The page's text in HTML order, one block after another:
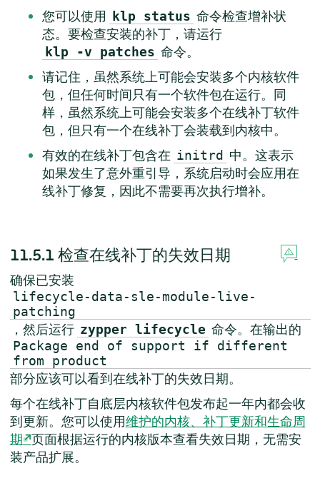
您可以使用 klp status 命令检查增补状
态。要检查安装的补丁，请运行
klp -v patches 命令。
请记住，虽然系统上可能会安装多个内核软件
包，但任何时间只有一个软件包在运行。同
样，虽然系统上可能会安装多个在线补丁软件
包，但只有一个在线补丁会装载到内核中。
有效的在线补丁包含在 initrd 中。这表示
如果发生了意外重引导，系统启动时会应用在
线补丁修复，因此不需要再次执行增补。
11.5.1 检查在线补丁的失效日期
确保已安装
lifecycle-data-sle-module-live-
patching
，然后运行 zypper lifecycle 命令。在输出的
Package end of support if different
from product
部分应该可以看到在线补丁的失效日期。
每个在线补丁自底层内核软件包发布起一年内都会收
到更新。您可以使用维护的内核、补丁更新和生命周
期 页面根据运行的内核版本查看失效日期，无需安
装产品扩展。